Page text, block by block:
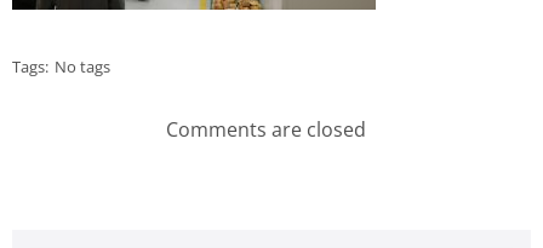
Tags: No tags
Comments are closed